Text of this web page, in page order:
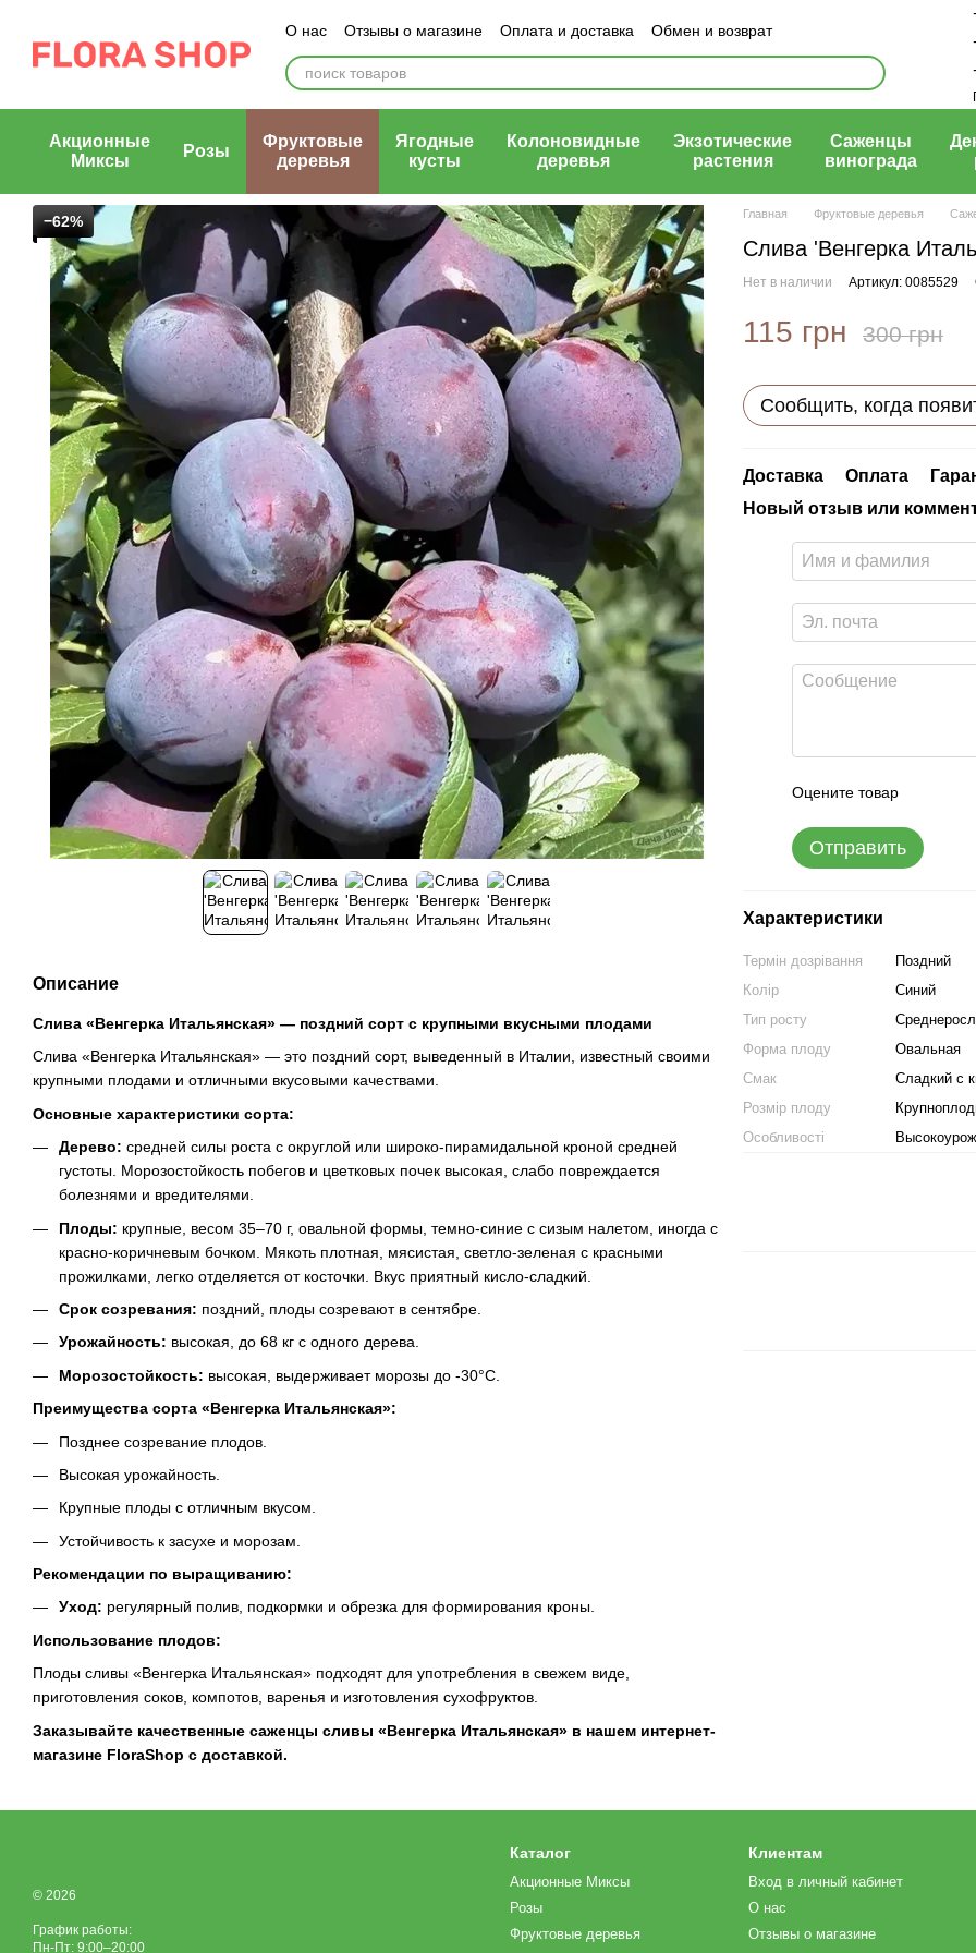
О нас Отзывы о магазине Оплата и доставка
Обмен и возврат
Блог магазина
Публичный договор (оферта)
Акционные
Миксы
Розы
Фруктовые
деревья
Ягодные
кусты
Колоновидные
деревья
Экзотические
растения
Саженцы
винограда
−62%
Описание
Слива «Венгерка Итальянская» — поздний сорт с крупными вкусными плодами
Слива «Венгерка Итальянская» — это поздний сорт, выведенный в Италии, известный своими
крупными плодами и отличными вкусовыми качествами.
Основные характеристики сорта:
Дерево: средней силы роста с округлой или широко-пирамидальной кроной средней
густоты. Морозостойкость побегов и цветковых почек высокая, слабо повреждается
болезнями и вредителями.
Плоды: крупные, весом 35–70 г, овальной формы, темно-синие с сизым налетом, иногда с
красно-коричневым бочком. Мякоть плотная, мясистая, светло-зеленая с красными
прожилками, легко отделяется от косточки. Вкус приятный кисло-сладкий.
Срок созревания: поздний, плоды созревают в сентябре.
Урожайность: высокая, до 68 кг с одного дерева.
Морозостойкость: высокая, выдерживает морозы до -30°C.
Преимущества сорта «Венгерка Итальянская»:
Позднее созревание плодов.
Высокая урожайность.
Крупные плоды с отличным вкусом.
Устойчивость к засухе и морозам.
Рекомендации по выращиванию:
Уход: регулярный полив, подкормки и обрезка для формирования кроны.
Использование плодов:
Плоды сливы «Венгерка Итальянская» подходят для употребления в свежем виде,
приготовления соков, компотов, варенья и изготовления сухофруктов.
Заказывайте качественные саженцы сливы «Венгерка Итальянская» в нашем интернет-
магазине FloraShop с доставкой.
Главная Фруктовые деревья
Слива 'Венгерка
Нет в наличии Артикул: 0085529
115 грн 300 грн
Сообщить, когда
Доставка Оплата
Новый отзыв или
Оцените товар
Отправить
Характеристики
Термін дозрівання
Поздний
Колір
Синий
Тип росту
Форма плоду
Овальная
Смак
Сладкий с
Розмір плоду
Особливості
© 2026
График работы:
Пн-Пт: 9:00–20:00
Каталог
Акционные Миксы
Розы
Фруктовые деревья
Клиентам
Вход в личный кабинет
О нас
Отзывы о магазине